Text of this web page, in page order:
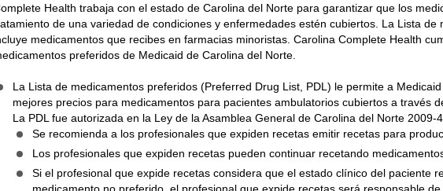
Health trabaja con el estado de Carolina del Norte para garantizar que los
de una variedad de condiciones y enfermedades estén cubiertos. La Lista de
medicamentos que recibes en farmacias minoristas. Carolina Complete Health
preferidos de Medicaid de Carolina del Norte.
La Lista de medicamentos preferidos (Preferred Drug List, PDL) le permite a
mejores precios para medicamentos para pacientes ambulatorios cubiertos a través
La PDL fue autorizada en la Ley de la Asamblea General de Carolina del Norte 2009-
Se recomienda a los profesionales que expiden recetas emitir recetas para
Los profesionales que expiden recetas pueden continuar recetando
Si el profesional que expide recetas considera que el estado clínico del paciente